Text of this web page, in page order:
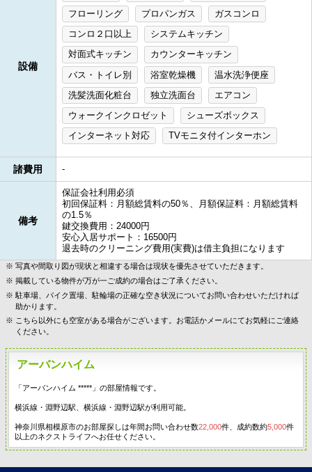
設備
フローリング プロパンガス
ガスコンロ
コンロ２口以上
システムキッチン
対面式キッチン
カウンターキッチン
バス・トイレ別
浴室乾燥機
温水洗浄便座
洗髪洗面化粧台
独立洗面台
エアコン
ウォークインクロゼット
シューズボックス
インターネット対応
TVモニタ付インターホン
諸費用 -
備考
保証会社利用必須
初回保証料：月額総賃料の50％、月額保証料：月額総賃料
の1.5％
鍵交換費用：24000円
安心入居サポート：16500円
退去時のクリーニング費用(実費)は借主負担になります
写真や間取り図が現状と相違する場合は現状を優先させていただきます。
掲載している物件が万が一ご成約の場合はご了承ください。
駐車場、バイク置場、駐輪場の正確な空き状況についてお問い合わせいただければ
助かります。
こちら以外にも空室がある場合がございます。お電話かメールにてお気軽にご連絡
ください。
アーバンハイム
「アーバンハイム *****」の部屋情報です。
横浜線・淵野辺駅、横浜線・淵野辺駅が利用可能。
神奈川県相模原市のお部屋探しは年間お問い合わせ数22,000件、成約数約5,000件
以上のネクストライフへお任せください。